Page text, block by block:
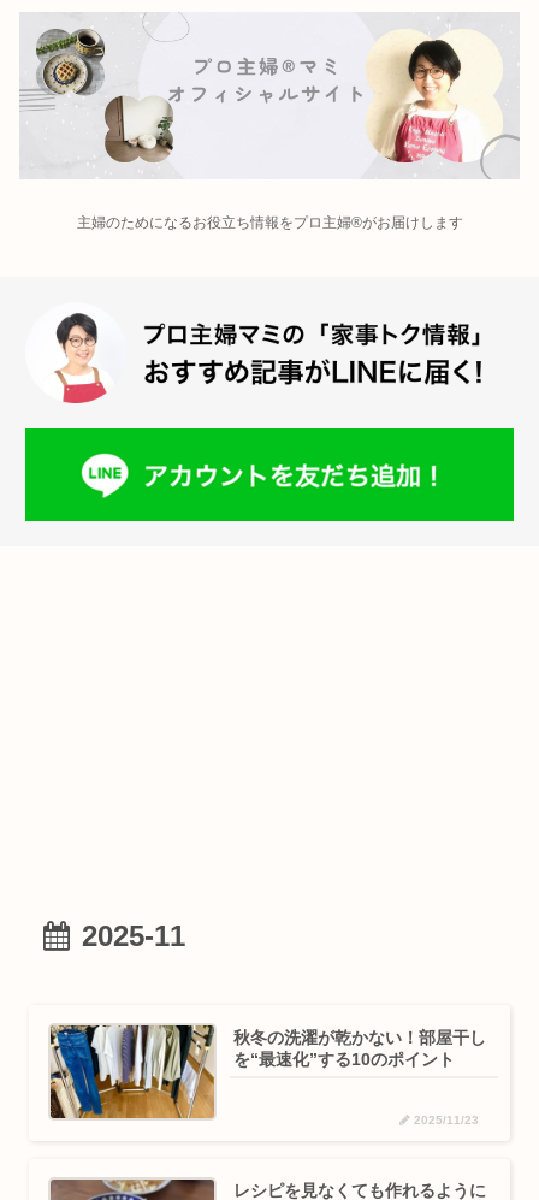
主婦のためになるお役立ち情報をプロ主婦®がお届けします
2025-11
秋冬の洗濯が乾かない！部屋干し
を“最速化”する10のポイント
2025/11/23
レシピを見なくても作れるように